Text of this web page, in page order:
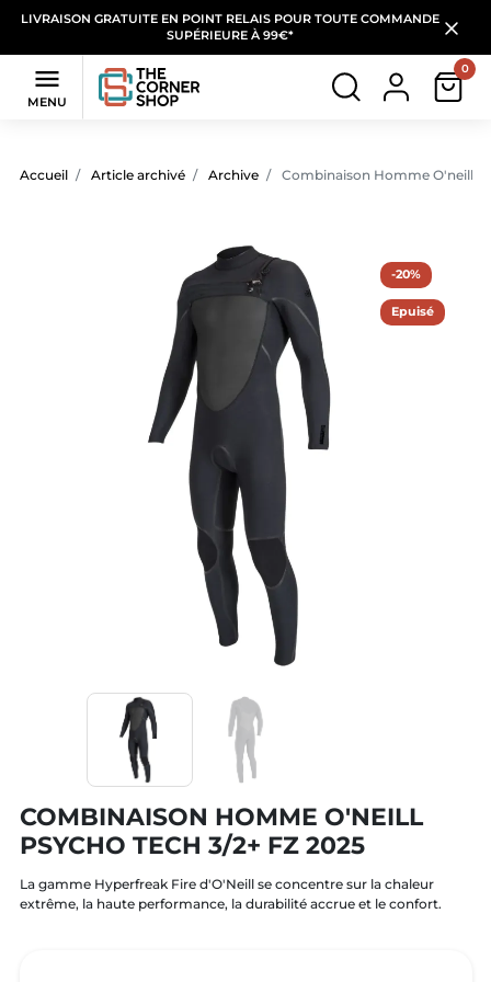
LIVRAISON GRATUITE EN POINT RELAIS POUR TOUTE COMMANDE
SUPÉRIEURE À 99€*

MENU
0
Accueil Article archivé Archive Combinaison Homme O'neill
-20%
Epuisé
COMBINAISON HOMME O'NEILL
PSYCHO TECH 3/2+ FZ 2025
La gamme Hyperfreak Fire d'O'Neill se concentre sur la chaleur
extrême, la haute performance, la durabilité accrue et le confort.